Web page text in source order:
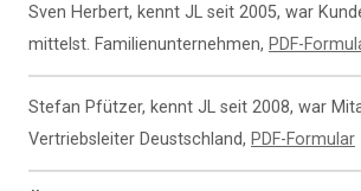
Sven Herbert, kennt JL seit 2005, war
mittelst. Familienunternehmen, PDF-
Stefan Pfützer, kennt JL seit 2008, war
Vertriebsleiter Deustschland, PDF-Formular